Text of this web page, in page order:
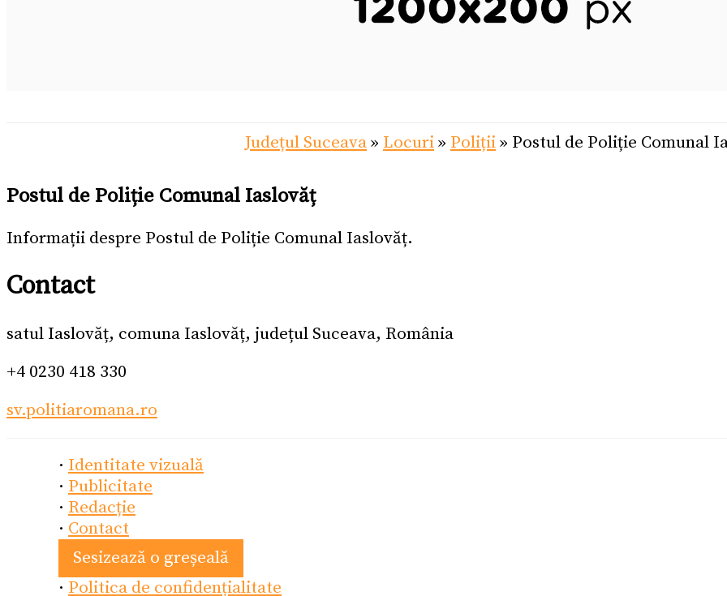
Județul Suceava» Locuri» Poliții» Postul de Poliție Comunal
Postul de Poliție Comunal Iaslovăț
Informații despre Postul de Poliție Comunal Iaslovăț.
Contact
satul Iaslovăț, comuna Iaslovăț, județul Suceava, România
+4 0230 418 330
sv.politiaromana.ro
· Identitate vizuală
· Publicitate
· Redacție
· Contact
Sesizează o greșeală
· Politica de confidențialitate